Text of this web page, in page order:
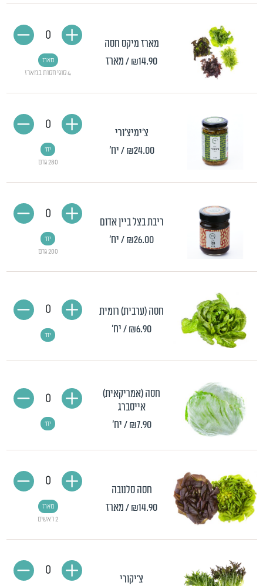
מארז מיקס חסה
₪14.90/ מארז
4 סוגי חסות במארז
מארז
0
צ'ימיצ'ורי
₪24.00 / יח'
280 גרם
יח'
0
ריבת בצל ביין אדום
₪26.00/ יח'
200 גרם
יח'
0
חסה (ערבית) רומית
₪6.90/ יח' יח'
0
חסה (אמריקאית)
אייסברג
₪7.90 / יח' יח'
0
חסה סלנובה
₪14.90/ מארז
2 ראשים
מארז
0
צ'יקורי
0